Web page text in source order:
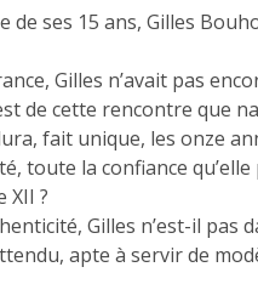
de ses 15 ans, Gilles
Gilles n’avait pas
de cette rencontre que
fait unique, les onze
toute la confiance
XII ?
Gilles n’est-il pas
apte à servir de